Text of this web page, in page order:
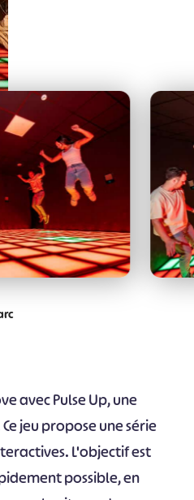
avec Pulse Up, une
jeu propose une série
L'objectif est
possible, en